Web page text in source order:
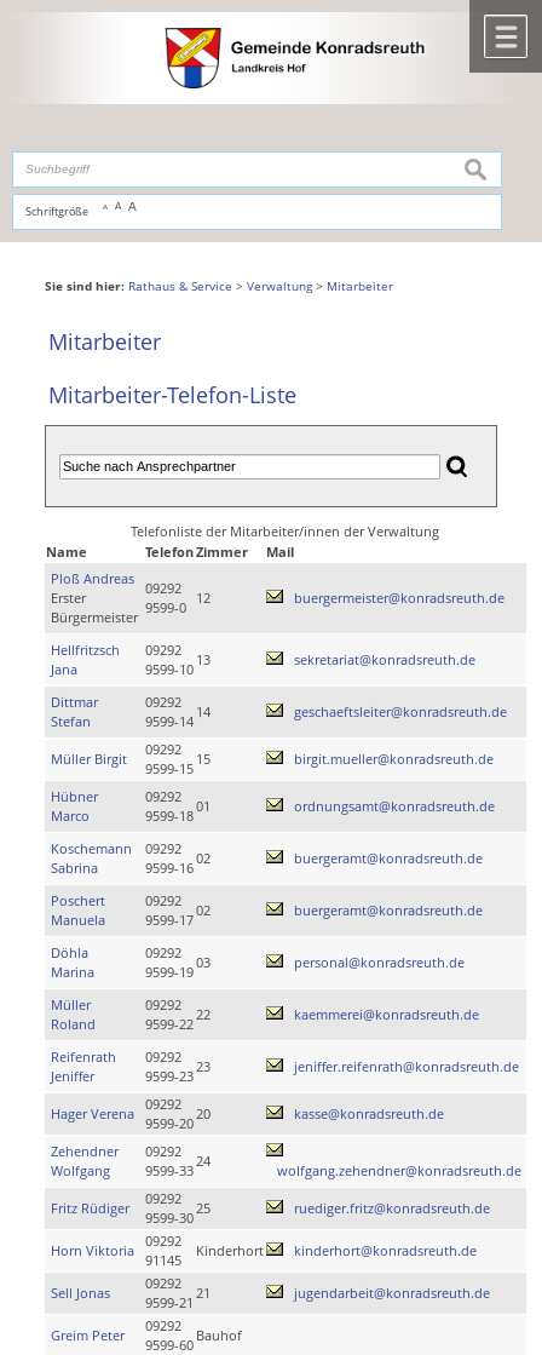
,zur Navigationoderzur Startseitespringen.
Schriftgröße A A A
suchen
Sie sind hier: Rathaus & Service > Verwaltung> Mitarbeiter
Mitarbeiter
Mitarbeiter-Telefon-Liste
Telefonliste der Mitarbeiter/innen der Verwaltung
Name
TelefonZimmer
Mail
Ploß Andreas
Erster
Bürgermeister
09292
9599-0
12 buergermeister@konradsreuth.de
Hellfritzsch
Jana
09292
9599-10
13 sekretariat@konradsreuth.de
Dittmar
Stefan
09292
9599-14
14 geschaeftsleiter@konradsreuth.de
Müller Birgit
09292
9599-15
15 birgit.mueller@konradsreuth.de
Hübner
Marco
09292
9599-18
01 ordnungsamt@konradsreuth.de
Koschemann
Sabrina
09292
9599-16
02 buergeramt@konradsreuth.de
Poschert
Manuela
09292
9599-17
02 buergeramt@konradsreuth.de
Döhla
Marina
09292
9599-19
03 personal@konradsreuth.de
Müller
Roland
09292
9599-22
22 kaemmerei@konradsreuth.de
Reifenrath
Jeniffer
09292
9599-23
23 jeniffer.reifenrath@konradsreuth.de
Hager Verena
09292
9599-20
20 kasse@konradsreuth.de
Zehendner
Wolfgang
09292
9599-33
24
wolfgang.zehendner@konradsreuth.de
Fritz Rüdiger
09292
9599-30
25 ruediger.fritz@konradsreuth.de
Horn Viktoria
09292
91145
Kinderhort kinderhort@konradsreuth.de
Sell Jonas
09292
9599-21
21 jugendarbeit@konradsreuth.de
Greim Peter
09292
9599-60
Bauhof